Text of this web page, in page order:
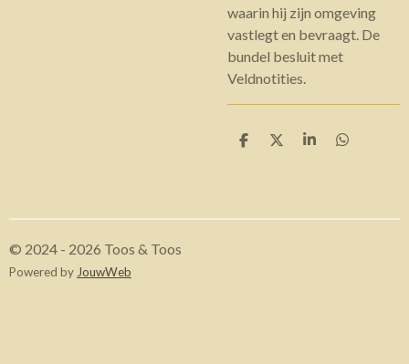
waarin hij zijn omgeving
vastlegt en bevraagt. De
bundel besluit met
Veldnotities.
D
D
S
D
© 2024 - 2026 Toos & Toos
Powered by JouwWeb